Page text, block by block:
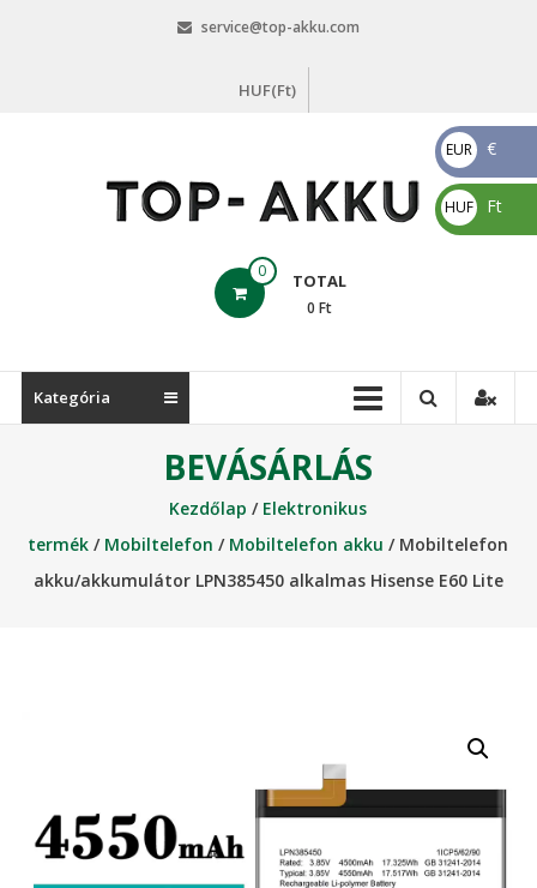
service@top-akku.com
HUF(Ft)
akku.com
0 TOTAL
0 Ft
Kategória
BEVÁSÁRLÁS
Kezdőlap / Elektronikus
termék / Mobiltelefon / Mobiltelefon akku / Mobiltelefon
akku/akkumulátor LPN385450 alkalmas Hisense E60 Lite
EUR
€
€
HUF
Ft
Ft